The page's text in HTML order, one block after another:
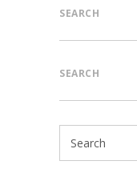
SEARCH
SEARCH